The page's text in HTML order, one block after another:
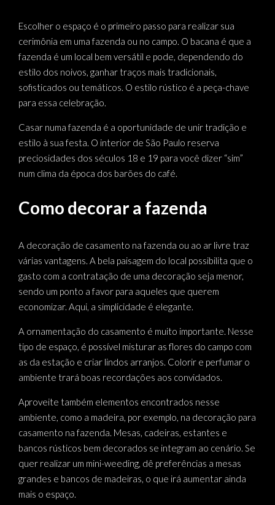
Escolher o espaço é o primeiro passo para realizar sua
cerimônia em uma fazenda ou no campo. O bacana é que a
fazenda é um local bem versátil e pode, dependendo do
estilo dos noivos, ganhar traços mais tradicionais,
sofisticados ou temáticos. O estilo rústico é a peça-chave
para essa celebração.
Casar numa fazenda é a oportunidade de unir tradição e
estilo à sua festa. O interior de São Paulo reserva
preciosidades dos séculos 18 e 19 para você dizer “sim”
num clima da época dos barões do café.
Como decorar a fazenda
A decoração de casamento na fazenda ou ao ar livre traz
várias vantagens. A bela paisagem do local possibilita que o
gasto com a contratação de uma decoração seja menor,
sendo um ponto a favor para aqueles que querem
economizar. Aqui, a simplicidade é elegante.
A ornamentação do casamento é muito importante. Nesse
tipo de espaço, é possível misturar as flores do campo com
as da estação e criar lindos arranjos. Colorir e perfumar o
ambiente trará boas recordações aos convidados.
Aproveite também elementos encontrados nesse
ambiente, como a madeira, por exemplo, na decoração para
casamento na fazenda. Mesas, cadeiras, estantes e
bancos rústicos bem decorados se integram ao cenário. Se
quer realizar um mini-weeding, dê preferências a mesas
grandes e bancos de madeiras, o que irá aumentar ainda
mais o espaço.